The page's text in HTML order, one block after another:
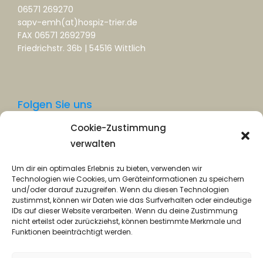
Cookie-Zustimmung
verwalten
Um dir ein optimales Erlebnis zu bieten, verwenden wir
Technologien wie Cookies, um Geräteinformationen zu speichern
und/oder darauf zuzugreifen. Wenn du diesen Technologien
zustimmst, können wir Daten wie das Surfverhalten oder eindeutige
IDs auf dieser Website verarbeiten. Wenn du deine Zustimmung
nicht erteilst oder zurückziehst, können bestimmte Merkmale und
Funktionen beeinträchtigt werden.
06571 269270
sapv-emh(at)hospiz-trier.de
FAX 06571 2692799
Friedrichstr. 36b | 54516 Wittlich
Folgen Sie uns